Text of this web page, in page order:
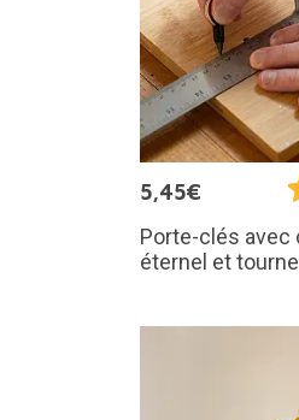
5,45€
Porte-clés avec
éternel et